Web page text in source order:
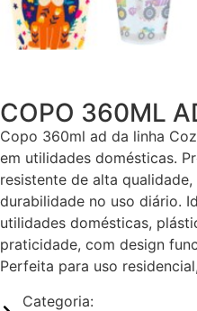
COPO 360ML
Copo 360ml ad da linha
em utilidades domésticas.
resistente de alta
durabilidade no uso diário.
utilidades domésticas,
praticidade, com design
Perfeita para uso
Categoria: